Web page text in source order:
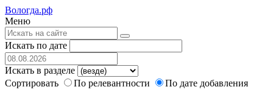
Вологда.рф
Меню
Искать по дате
Искать в разделе
Сортировать
По релевантности
По дате добавления